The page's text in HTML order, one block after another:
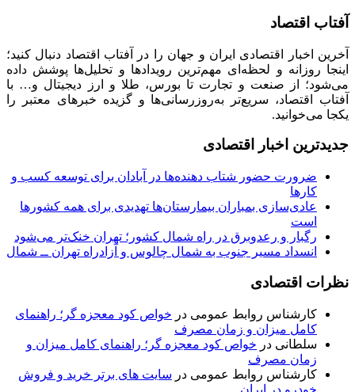
آفتاب اقتصاد
آخرین اخبار اقتصادی ایران و جهان را در آفتاب اقتصاد دنبال کنید؛
اینجا روزانه و لحظه‌ای مهم‌ترین رویدادها و تحلیل‌ها پوشش داده
می‌شود؛ از صنعت و تجارت تا بورس، طلا و ارز دیجیتال و… با
آفتاب اقتصاد، سریع‌تر به‌روزرسانی‌ها و گزیده خبرهای معتبر را
یکجا می‌خوانید.
جدیدترین اخبار اقتصادی
ضرورت حضور شتاب ‌دهنده‌ها در آبادان برای توسعه کسب‌ و
کارها
عادی‌سازی بمباران بیمارستان‌ها تهدیدی برای همه کشورها
است
رگبار و رعدوبرق در راه شمال کشور؛ تهران خنک‌تر می‌شود
انسداد مسیر جنوب به شمال چالوس و آزادراه تهران ــ شمال
نظرات اقتصادی
کارشناس روابط عمومی در خواص کود معجزه گر؛ راهنمای
کامل میزان و زمان مصرف
سلطانی در خواص کود معجزه گر؛ راهنمای کامل میزان و
زمان مصرف
کارشناس روابط عمومی در سایت های برتر خرید و فروش
خودرو در ایران